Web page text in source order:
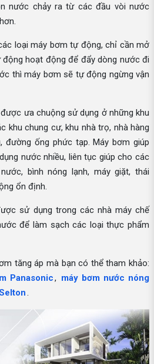
nước chảy ra từ các đầu vòi nước
loại máy bơm tự động, chỉ cần mở
hoạt động để đẩy dòng nước đi
thì máy bơm sẽ tự động ngừng vận
ưa chuộng sử dụng ở những khu
khu chung cư, khu nhà trọ, nhà hàng
đường ống phức tạp. Máy bơm giúp
nước nhiều, liên tục giúp cho các
bình nóng lạnh, máy giặt, thái
ổn định.
sử dụng trong các nhà máy chế
để làm sạch các loại thực phẩm
tăng áp mà bạn có thể tham khảo:
Panasonic, máy bơm nước nóng
.